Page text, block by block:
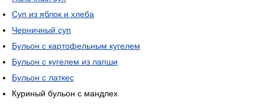
Суп из яблок и хлеба
Черничный суп
Бульон с картофельным кугелем
Бульон с кугелем из лапши
Бульон с латкес
Куриный бульон с мандлех